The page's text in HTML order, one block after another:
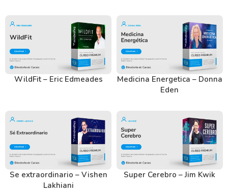
WildFit – Eric Edmeades
Medicina Energetica – Donna
Eden
Se extraordinario – Vishen
Lakhiani
Super Cerebro – Jim Kwik